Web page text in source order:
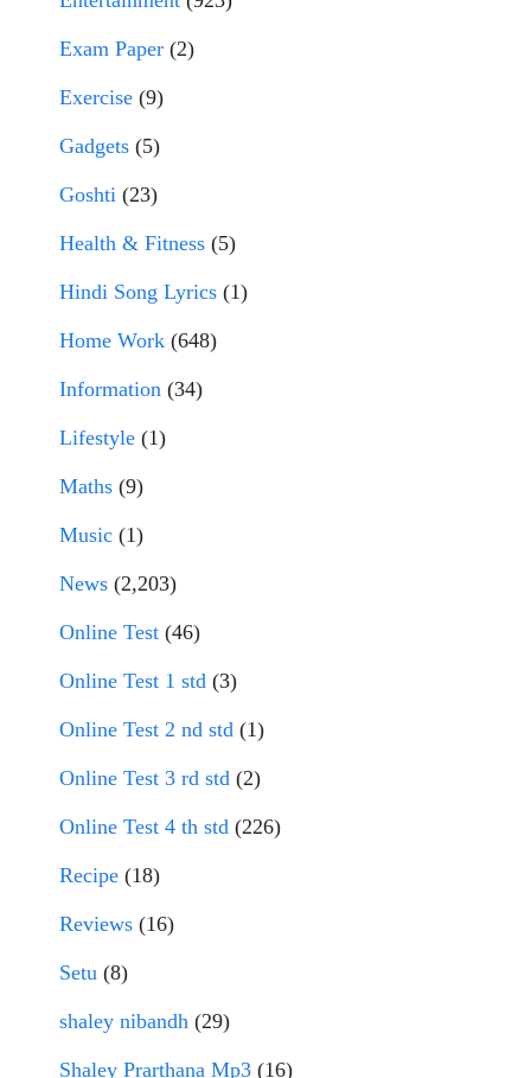
Exam Paper (2)
Exercise (9)
Gadgets (5)
Goshti (23)
Health & Fitness (5)
Hindi Song Lyrics (1)
Home Work (648)
Information (34)
Lifestyle (1)
Maths (9)
Music (1)
News (2,203)
Online Test (46)
Online Test 1 std (3)
Online Test 2 nd std (1)
Online Test 3 rd std (2)
Online Test 4 th std (226)
Recipe (18)
Reviews (16)
Setu (8)
shaley nibandh (29)
Shaley Prarthana Mp3 (16)